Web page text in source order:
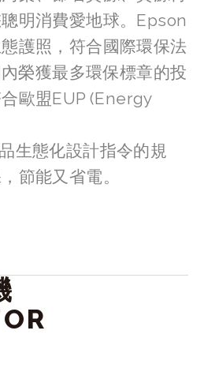
明消費愛地球。Epson
護照，符合國際環保法
榮獲最多環保標章的投
歐盟EUP (Energy
生態化設計指令的規
節能又省電。